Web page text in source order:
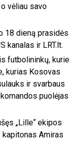
vėliau savo
18 dieną prasidės
kanalas ir LRT.lt.
futbolininkų, kurie
kurias Kosovas
ir svarbaus
puolėjas
„Lille“ ekipos
Amiras